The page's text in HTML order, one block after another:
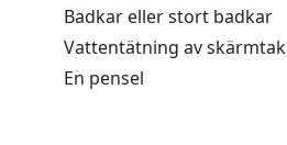
Badkar eller stort badkar
Vattentätning av skärmtak
En pensel